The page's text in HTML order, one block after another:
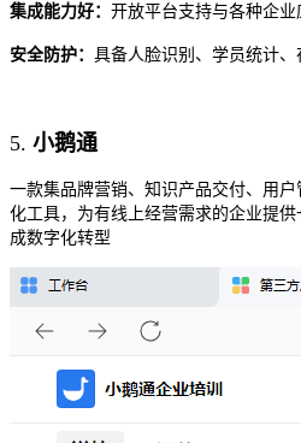
集成能力好： 开放平台支持与各种企
安全防护： 具备人脸识别、学员统计
5. 小鹅通
一款集品牌营销、知识产品交付、用
化工具，为有线上经营需求的企业提
成数字化转型